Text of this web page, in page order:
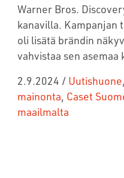
Warner Bros.
kanavilla. Kampanjan
oli lisätä brändin
vahvistaa sen
2.9.2024 / Uutishuone,
mainonta, Caset
maailmalta